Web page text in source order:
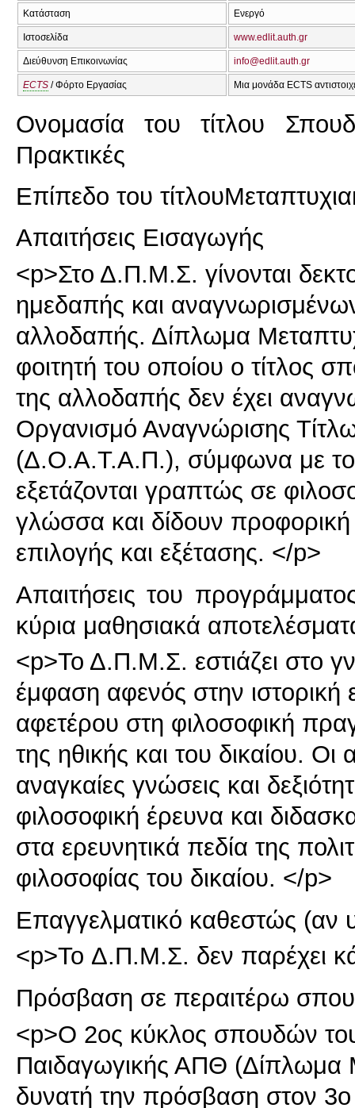
Κατάσταση Ενεργό
Ιστοσελίδα www.edlit.auth.gr
Διεύθυνση Επικοινωνίας info@edlit.auth.gr
ECTS / Φόρτο Εργασίας Μια μονάδα ECTS
Ονομασία του τίτλου
Πρακτικές
Επίπεδο του τίτλου
Απαιτήσεις Εισαγωγής
<p>Στο Δ.Π.Μ.Σ. γίνονται
ημεδαπής και
αλλοδαπής. Δίπλωμα
φοιτητή του οποίου ο τίτλος
της αλλοδαπής δεν έχει
Οργανισμό Αναγνώρισης
(Δ.Ο.Α.Τ.Α.Π.), σύμφωνα με
εξετάζονται γραπτώς σε
γλώσσα και δίδουν
επιλογής και εξέτασης. </p>
Απαιτήσεις του
κύρια μαθησιακά
<p>Το Δ.Π.Μ.Σ. εστιάζει στο
έμφαση αφενός στην ιστορική
αφετέρου στη φιλοσοφική
της ηθικής και του δικαίου.
αναγκαίες γνώσεις και
φιλοσοφική έρευνα και
στα ερευνητικά πεδία της
φιλοσοφίας του δικαίου. </p>
Επαγγελματικό καθεστώς (αν
<p>To Δ.Π.Μ.Σ. δεν παρέχει
Πρόσβαση σε περαιτέρω
<p>Ο 2ος κύκλος σπουδών
Παιδαγωγικής ΑΠΘ (Δίπλωμα
δυνατή την πρόσβαση στον